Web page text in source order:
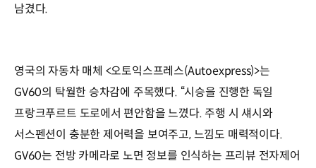
남겼다.
영국의 자동차 매체 <오토익스프레스(Autoexpress)>는
GV60의 탁월한 승차감에 주목했다. “시승을 진행한 독일
프랑크푸르트 도로에서 편안함을 느꼈다. 주행 시 섀시와
서스펜션이 충분한 제어력을 보여주고, 느낌도 매력적이다.
GV60는 전방 카메라로 노면 정보를 인식하는 프리뷰 전자제어